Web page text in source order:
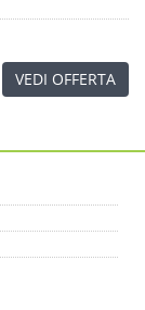
VEDI OFFERTA